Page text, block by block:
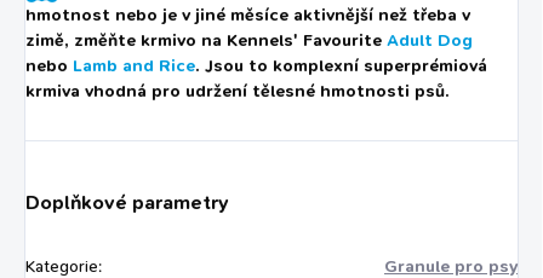
hmotnost nebo je v jiné měsíce aktivnější než třeba v
zimě, změňte krmivo na Kennels' Favourite Adult Dog
nebo Lamb and Rice. Jsou to komplexní superprémiová
krmiva vhodná pro udržení tělesné hmotnosti psů.
Doplňkové parametry
Kategorie: Granule pro psy